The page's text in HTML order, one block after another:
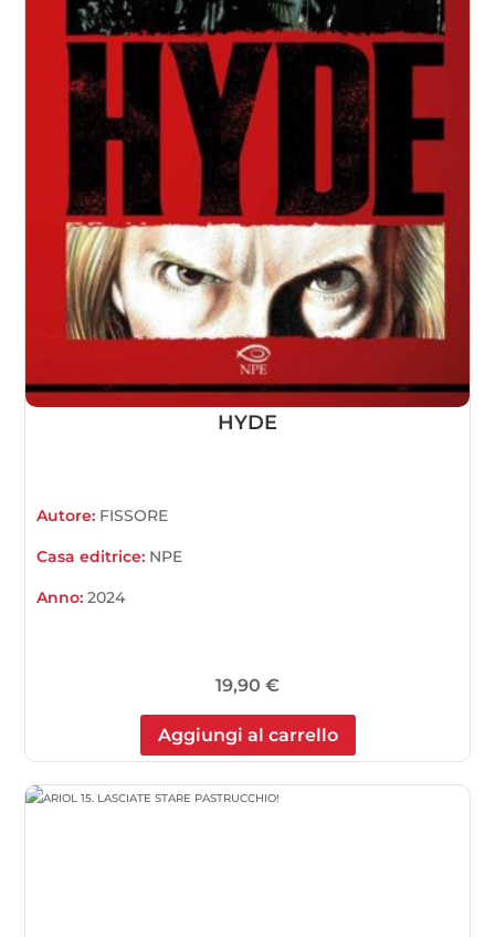
HYDE
Autore: FISSORE
Casa editrice: NPE
Anno:2024
19,90 €
Aggiungi al carrello